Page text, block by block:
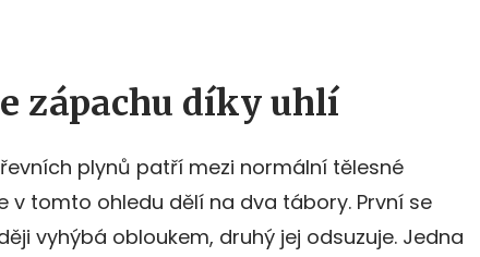
zápachu díky uhlí
plynů patří mezi normální tělesné
v tomto ohledu dělí na dva tábory. První se
vyhýbá obloukem, druhý jej odsuzuje. Jedna